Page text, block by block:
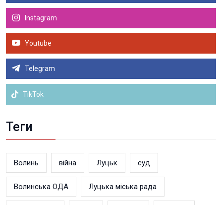
Instagram
Youtube
Telegram
TikTok
Теги
Волинь війна Луцьк суд
Волинська ОДА Луцька міська рада